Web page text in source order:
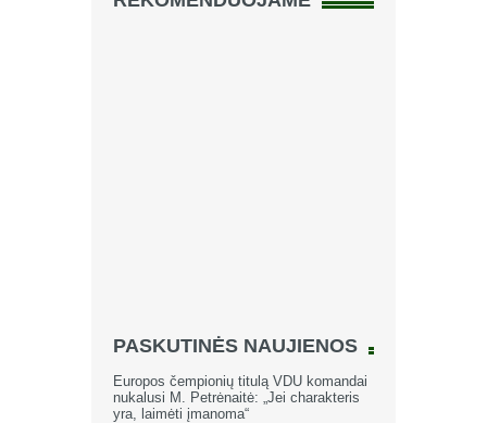
PASKUTINĖS NAUJIENOS
Europos čempionių titulą VDU komandai
nukalusi M. Petrėnaitė: „Jei charakteris
yra, laimėti įmanoma“